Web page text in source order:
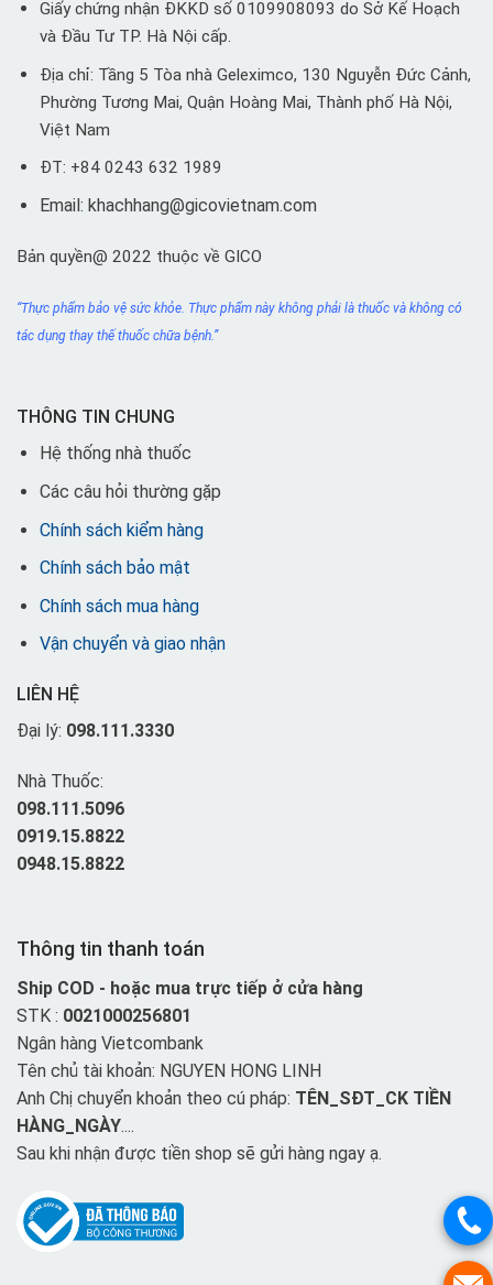
Giấy chứng nhận ĐKKD số 0109908093 do Sở Kế Hoạch
và Đầu Tư TP. Hà Nội cấp.
Địa chỉ: Tầng 5 Tòa nhà Geleximco, 130 Nguyễn Đức Cảnh,
Phường Tương Mai, Quận Hoàng Mai, Thành phố Hà Nội,
Việt Nam
ĐT: +84 0243 632 1989
Email: khachhang@gicovietnam.com
Bản quyền@ 2022 thuộc về GICO
“Thực phẩm bảo vệ sức khỏe. Thực phẩm này không phải là thuốc và không có
tác dụng thay thế thuốc chữa bệnh.”
THÔNG TIN CHUNG
Hệ thống nhà thuốc
Các câu hỏi thường gặp
Chính sách kiểm hàng
Chính sách bảo mật
Chính sách mua hàng
Vận chuyển và giao nhận
LIÊN HỆ
Đại lý: 098.111.3330
Nhà Thuốc:
098.111.5096
0919.15.8822
0948.15.8822
Thông tin thanh toán
Ship COD - hoặc mua trực tiếp ở cửa hàng
STK : 0021000256801
Ngân hàng Vietcombank
Tên chủ tài khoản: NGUYEN HONG LINH
Anh Chị chuyển khoản theo cú pháp: TÊN_SĐT_CK TIỀN
HÀNG_NGÀY....
Sau khi nhận được tiền shop sẽ gửi hàng ngay ạ.